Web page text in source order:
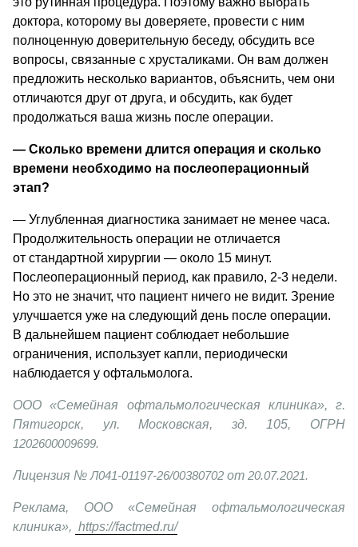
доктора, которому вы доверяете, провести с ним
полноценную доверительную беседу, обсудить все
вопросы, связанные с хрусталиками. Он вам должен
предложить несколько вариантов, объяснить, чем они
отличаются друг от друга, и обсудить, как будет
продолжаться ваша жизнь после операции.
— Сколько времени длится операция и сколько
времени необходимо на послеоперационный
этап?
— Углубленная диагностика занимает не менее часа.
Продолжительность операции не отличается
от стандартной хирургии — около 15 минут.
Послеоперационный период, как правило, 2-3 недели.
Но это не значит, что пациент ничего не видит. Зрение
улучшается уже на следующий день после операции.
В дальнейшем пациент соблюдает небольшие
ограничения, использует капли, периодически
наблюдается у офтальмолога.
ООО «Семейная офтальмологическая клиника», г.
1202600009699.
Лицензия № Л041-01197-26/00380702 от 20.07.2021.
Реклама, ООО «Семейная офтальмологическая
клиника», https://factmed.ru/